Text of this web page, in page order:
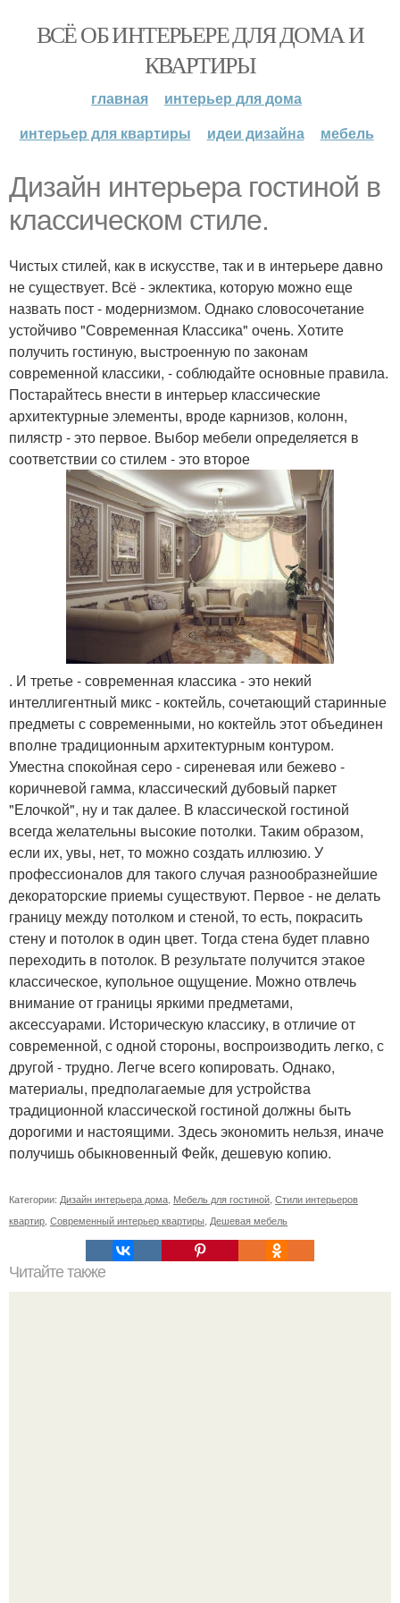
ВСЁ ОБ ИНТЕРЬЕРЕ ДЛЯ ДОМА И
КВАРТИРЫ
главная
интерьер для дома
интерьер для квартиры
идеи дизайна мебель
Дизайн интерьера гостиной в
классическом стиле.
Чистых стилей, как в искусстве, так и в интерьере давно
не существует. Всё - эклектика, которую можно еще
назвать пост - модернизмом. Однако словосочетание
устойчиво "Современная Классика" очень. Хотите
получить гостиную, выстроенную по законам
современной классики, - соблюдайте основные правила.
Постарайтесь внести в интерьер классические
архитектурные элементы, вроде карнизов, колонн,
пилястр - это первое. Выбор мебели определяется в
соответствии со стилем - это второе
. И третье - современная классика - это некий
интеллигентный микс - коктейль, сочетающий старинные
предметы с современными, но коктейль этот объединен
вполне традиционным архитектурным контуром.
Уместна спокойная серо - сиреневая или бежево -
коричневой гамма, классический дубовый паркет
"Елочкой", ну и так далее. В классической гостиной
всегда желательны высокие потолки. Таким образом,
если их, увы, нет, то можно создать иллюзию. У
профессионалов для такого случая разнообразнейшие
декораторские приемы существуют. Первое - не делать
границу между потолком и стеной, то есть, покрасить
стену и потолок в один цвет. Тогда стена будет плавно
переходить в потолок. В результате получится этакое
классическое, купольное ощущение. Можно отвлечь
внимание от границы яркими предметами,
аксессуарами. Историческую классику, в отличие от
современной, с одной стороны, воспроизводить легко, с
другой - трудно. Легче всего копировать. Однако,
материалы, предполагаемые для устройства
традиционной классической гостиной должны быть
дорогими и настоящими. Здесь экономить нельзя, иначе
получишь обыкновенный Фейк, дешевую копию.
Категории: Дизайн интерьера дома Мебель для гостиной Стили интерьеров
квартир Современный интерьер квартиры Дешевая мебель
Читайте также